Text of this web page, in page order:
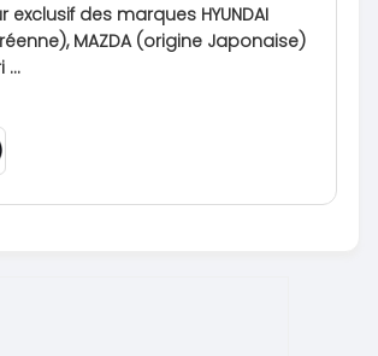
des marques HYUNDAI
MAZDA (origine Japonaise)
...